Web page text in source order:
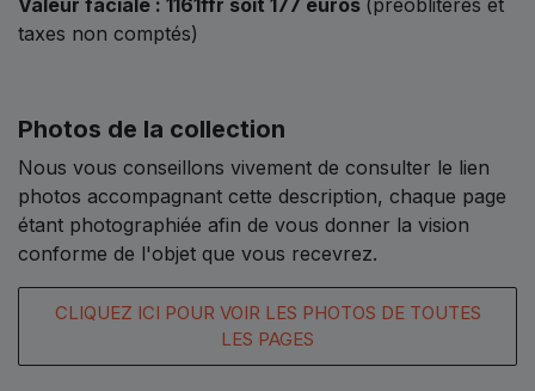
taxes non comptés)
Photos de la collection
Nous vous conseillons vivement de consulter le lien
photos accompagnant cette description, chaque page
étant photographiée afin de vous donner la vision
conforme de l'objet que vous recevrez.
CLIQUEZ ICI POUR VOIR LES PHOTOS DE TOUTES
LES PAGES